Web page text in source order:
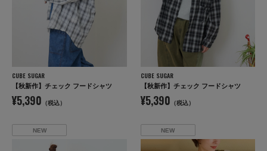
CUBE SUGAR
【秋新作】チェック フードシャツ
¥5,390 （税込）
CUBE SUGAR
【秋新作】チェック フードシャツ
¥5,390 （税込）
NEW NEW